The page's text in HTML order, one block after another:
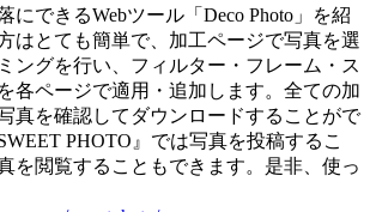
にできるWebツール「Deco Photo」を紹
はとても簡単で、加工ページで写真を選
ングを行い、フィルター・フレーム・ス
各ページで適用・追加します。全ての加
真を確認してダウンロードすることがで
PHOTO』では写真を投稿するこ
を閲覧することもできます。是非、使っ